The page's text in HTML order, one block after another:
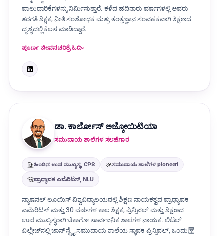
ಪಾಲುದಾರಿಕೆಗಳನ್ನು ನಿರ್ಮಿಸುತ್ತಾರೆ. ಕಳೆದ ಹದಿನಾರು ವರ್ಷಗಳಲ್ಲಿ ಅವರು
ತರಗತಿ ಶಿಕ್ಷಕ, ನೀತಿ ಸಂಶೋಧಕ ಮತ್ತು ತಂತ್ರಜ್ಞಾನ ಸಂವಹಕವಾಗಿ ಶಿಕ್ಷಣದ
ದೃಶ್ಯದಲ್ಲಿ ಕೆಲಸ ಮಾಡಿದ್ದಾರೆ.
ಪೂರ್ಣ ಜೀವನಚರಿತ್ರೆ ಓದಿ
ಡಾ. ಕಾರ್ಲೋಸ್ ಅಜ್ಕೋಯಿಟಿಯಾ
ಸಮುದಾಯ ಶಾಲೆಗಳ ಸಲಹೆಗಾರ
ಹಿಂದಿನ ಉಪ ಮುಖ್ಯಸ್ಥ, CPS ಸಮುದಾಯ ಶಾಲೆಗಳ pioneeri
ಪ್ರಾಧ್ಯಾಪಕ ಎಮೆರಿಟಸ್, NLU
ನ್ಯಾಷನಲ್ ಲೂಯಿಸ್ ವಿಶ್ವವಿದ್ಯಾಲಯದಲ್ಲಿ ಶಿಕ್ಷಣ ನಾಯಕತ್ವದ ಪ್ರಾಧ್ಯಾಪಕ
ಎಮೆರಿಟಸ್ ಮತ್ತು 30 ವರ್ಷಗಳ ಕಾಲ ಶಿಕ್ಷಕ, ಪ್ರಿನ್ಸಿಪಲ್ ಮತ್ತು ಶಿಕ್ಷಣದ
ಉಪ ಮುಖ್ಯಸ್ಥರಾಗಿ ಚಿಕಾಗೋ ಸಾರ್ವಜನಿಕ ಶಾಲೆಗಳ ನಾಯಕ. ಲಿಟಲ್
ವಿಲ್ಲೇಜ್‌ನಲ್ಲಿ ಜಾನ್ ಸ್ಪ್ರೈ ಸಮುದಾಯ ಶಾಲೆಯ ಸ್ಥಾಪಕ ಪ್ರಿನ್ಸಿಪಲ್, ಒಂದು屋